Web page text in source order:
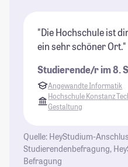
"Die Hochschule ist
ein sehr schöner Ort."
Studierende/r im 8.
Angewandte Informatik
Hochschule Konstanz
Gestaltung
Quelle: HeyStudium-
Studierendenbefragung,
Befragung